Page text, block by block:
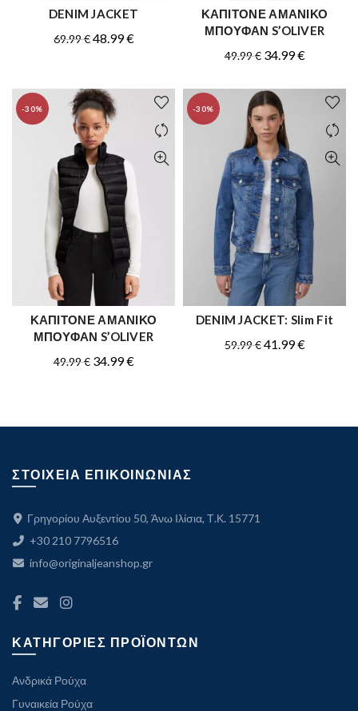
ΑΓΟΡΑ
DENIM JACKET
69.99€ Original
69.99 €.
48.99€Η
είναι:
ΑΓΟΡΑ
ΚΑΠΙΤΟΝΕ ΑΜΑΝΙΚΟ
ΜΠΟΥΦΑΝ S’OLIVER
49.99€ Original
was:
49.99 €.
34.99€Η
τιμή
είναι:
34.99 €.
-30%
ΑΓΟΡΑ
ΚΑΠΙΤΟΝΕ ΑΜΑΝΙΚΟ
ΜΠΟΥΦΑΝ S’OLIVER
49.99€ Original
34.99€Η
-30%
ΑΓΟΡΑ
DENIM JACKET: Slim Fit
59.99€ Original
41.99€Η
ΣΤΟΙΧΕΙΑ ΕΠΙΚΟΙΝΩΝΙΑΣ
Γρηγορίου Αυξεντίου 50, Άνω Ιλίσια, Τ.Κ. 15771
+30 210 7796516
info@originaljeanshop.gr
ΚΑΤΗΓΟΡΙΕΣ ΠΡΟΪΟΝΤΩΝ
Ανδρικά Ρούχα
Γυναικεία Ρούχα